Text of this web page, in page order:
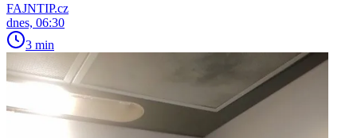
FAJNTIP.cz
dnes, 06:30
3 min